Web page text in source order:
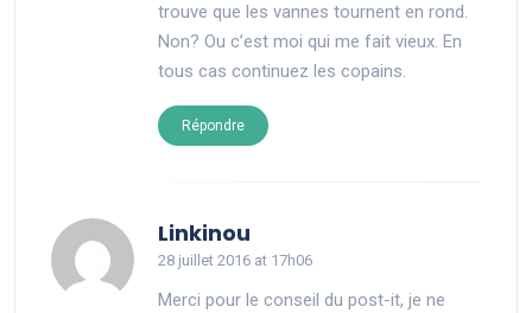
trouve que les vannes tournent en rond.
Non? Ou c’est moi qui me fait vieux. En
tous cas continuez les copains.
Répondre
Linkinou
28 juillet 2016 at 17h06
Merci pour le conseil du post-it, je ne